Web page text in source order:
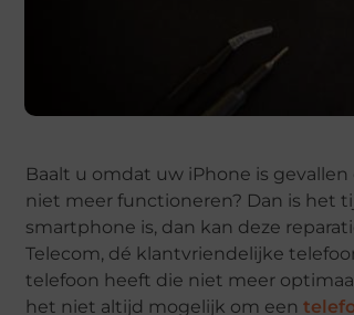
Baalt u omdat uw iPhone is
niet meer functioneren? Dan is het
smartphone is, dan kan deze
Telecom, dé klantvriendelijke
telefoon heeft die niet meer
het niet altijd mogelijk om een